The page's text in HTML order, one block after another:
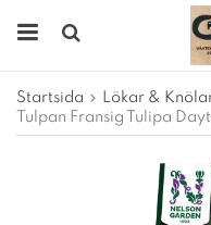
Startsida Lökar &
Tulpan Fransig Tulipa